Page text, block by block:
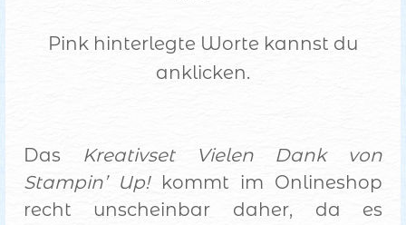
Pink hinterlegte Worte kannst du
anklicken.
Das Kreativset Vielen Dank von
Stampin’ Up! kommt im Onlineshop
recht unscheinbar daher, da es